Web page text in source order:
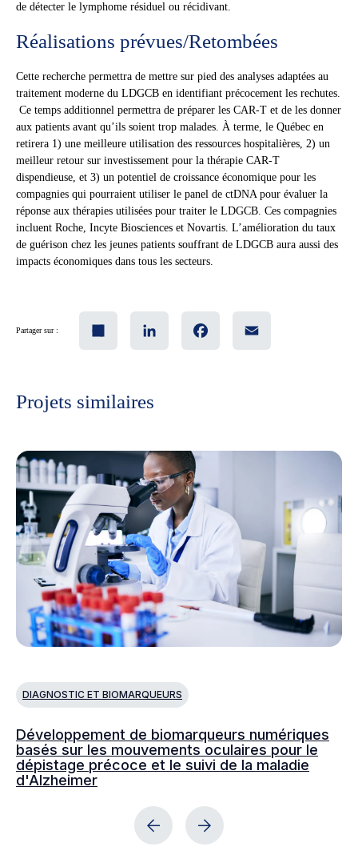
de détecter le lymphome résiduel ou récidivant.
Réalisations prévues/Retombées
Cette recherche permettra de mettre sur pied des analyses adaptées au
traitement moderne du LDGCB en identifiant précocement les rechutes.
Ce temps additionnel permettra de préparer les CAR-T et de les donner
aux patients avant qu’ils soient trop malades. À terme, le Québec en
retirera 1) une meilleure utilisation des ressources hospitalières, 2) un
meilleur retour sur investissement pour la thérapie CAR-T
dispendieuse, et 3) un potentiel de croissance économique pour les
compagnies qui pourraient utiliser le panel de ctDNA pour évaluer la
réponse aux thérapies utilisées pour traiter le LDGCB. Ces compagnies
incluent Roche, Incyte Biosciences et Novartis. L’amélioration du taux
de guérison chez les jeunes patients souffrant de LDGCB aura aussi des
impacts économiques dans tous les secteurs.
Partager sur :
Projets similaires
DIAGNOSTIC ET BIOMARQUEURS
Développement de biomarqueurs numériques
basés sur les mouvements oculaires pour le
dépistage précoce et le suivi de la maladie
d'Alzheimer